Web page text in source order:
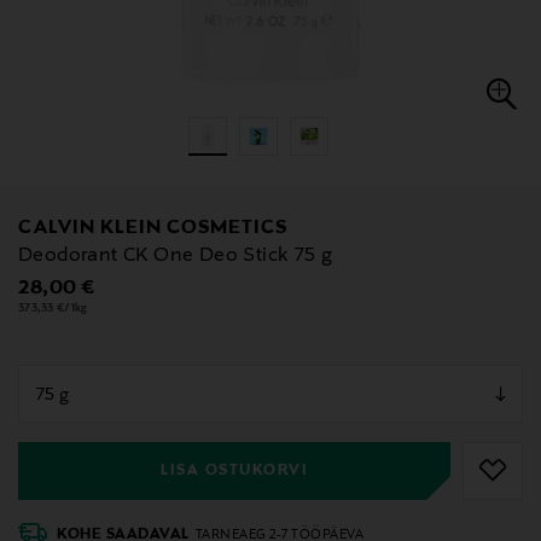
CALVIN KLEIN COSMETICS
Deodorant CK One Deo Stick 75 g
Original Price
28,00 €
373,33 €/1kg
LISA OSTUKORVI
null
KOHE SAADAVAL TARNEAEG 2-7 TÖÖPÄEVA